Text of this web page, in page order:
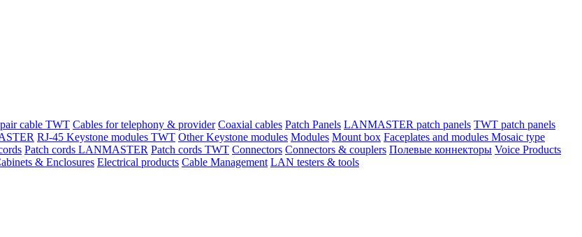
cable TWT Сables for telephony & provider Coaxial cables Patch Panels LANMASTER patch panels TWT patch panels
RJ-45 Keystone modules TWT Other Keystone modules Modules Mount box Faceplates and modules Mosaic type
Patch cords LANMASTER Patch cords TWT Connectors Connectors & couplers Полевые коннекторы Voice Products
& Enclosures Electrical products Cable Management LAN testers & tools